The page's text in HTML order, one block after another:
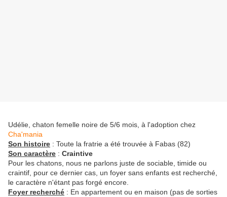
Udélie, chaton femelle noire de 5/6 mois, à l'adoption chez
Cha'mania
Son histoire : Toute la fratrie a été trouvée à Fabas (82)
Son caractère : Craintive
Pour les chatons, nous ne parlons juste de sociable, timide ou
craintif, pour ce dernier cas, un foyer sans enfants est recherché,
le caractère n'étant pas forgé encore.
Foyer recherché : En appartement ou en maison (pas de sorties